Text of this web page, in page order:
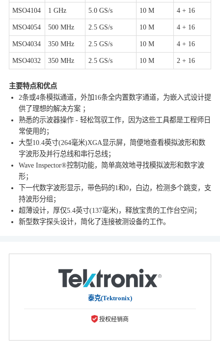
MSO4104 1 GHz 5.0 GS/s 10 M 4 + 16
MSO4054 500 MHz 2.5 GS/s 10 M 4 + 16
MSO4034 350 MHz 2.5 GS/s 10 M 4 + 16
MSO4032 350 MHz 2.5 GS/s 10 M 2 + 16
主要特点和优点
2条或4条模拟通道，外加16条全内置数字通道，为嵌入式设计提
供了理想的解决方案 ；
熟悉的示波器操作 - 轻松驾驭工作，因为这些工具都是工程师日
常使用的；
大型10.4英寸(264毫米)XGA显示屏，简便地查看模拟波形和数
字波形及并行总线和串行总线；
Wave Inspector®控制功能，简单高效地寻找模拟波形和数字波
形；
下一代数字波形显示，带色码的1和0，白边，检测多个跳变，支
持波形分组；
超薄设计，厚仅5.4英寸(137毫米)，释放宝贵的工作台空间；
新型数字探头设计，简化了连接被测设备的工作。
泰克(Tektronix)
授权经销商